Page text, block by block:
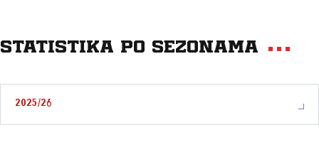
Statistika po sezonama
2025/26